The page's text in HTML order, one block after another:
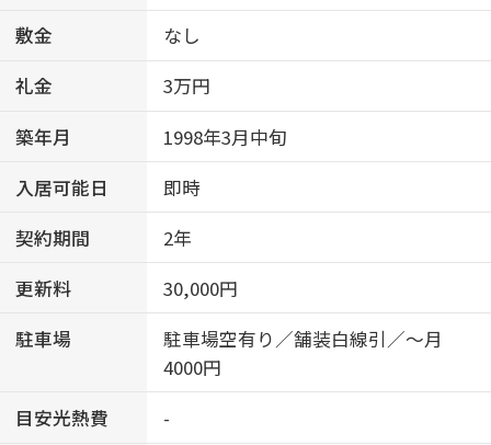
敷金
なし
礼金
3万円
築年月
1998年3月中旬
入居可能日
即時
契約期間
2年
更新料
30,000円
駐車場
駐車場空有り／舗装白線引／～月
4000円
目安光熱費
-